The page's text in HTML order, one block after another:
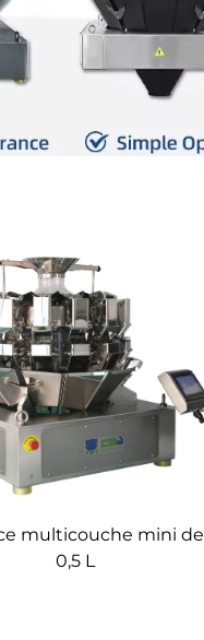
multicouche mini de
0,5 L